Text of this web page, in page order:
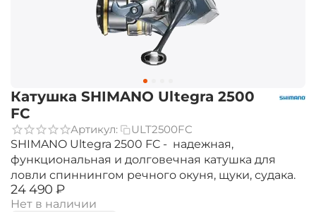
Катушка SHIMANO Ultegra 2500
FC
Артикул:
ULT2500FC
SHIMANO Ultegra 2500 FC - надежная,
функциональная и долговечная катушка для
ловли спиннингом речного окуня, щуки, судака.
‍24 490‍ ₽
Нет в наличии